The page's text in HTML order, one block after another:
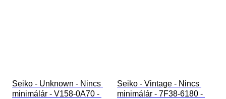
Seiko - Unknown - Nincs
minimálár - V158-0A70 -
Seiko - Vintage - Nincs
minimálár - 7F38-6180 -